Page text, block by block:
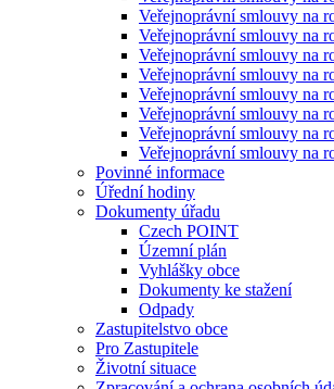
Veřejnoprávní smlouvy na
Veřejnoprávní smlouvy na
Veřejnoprávní smlouvy na
Veřejnoprávní smlouvy na
Veřejnoprávní smlouvy na
Veřejnoprávní smlouvy na
Veřejnoprávní smlouvy na
Veřejnoprávní smlouvy na
Povinné informace
Úřední hodiny
Dokumenty úřadu
Czech POINT
Územní plán
Vyhlášky obce
Dokumenty ke stažení
Odpady
Zastupitelstvo obce
Pro Zastupitele
Životní situace